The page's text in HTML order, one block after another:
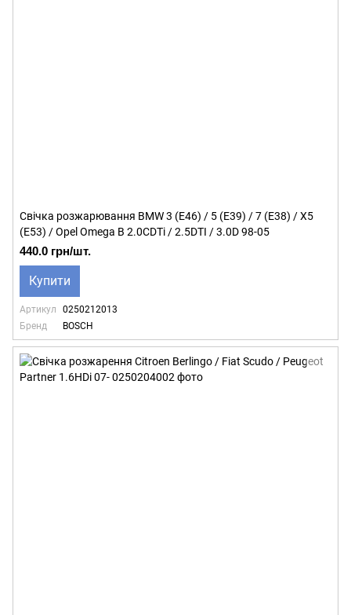
Свічка розжарювання BMW 3 (E46) / 5 (E39) / 7 (E38) / X5
(E53) / Opel Omega B 2.0CDTi / 2.5DTI / 3.0D 98-05
440.0 грн/шт.
Купити
Артикул
0250212013
Бренд
BOSCH